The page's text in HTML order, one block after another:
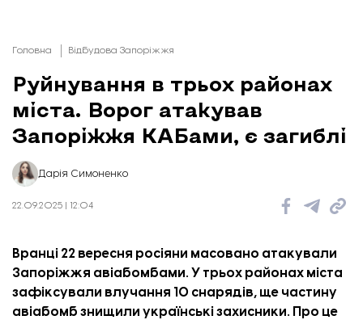
Головна Відбудова Запоріжжя
Руйнування в трьох районах
міста. Ворог атакував
Запоріжжя КАБами, є загиблі
Дарія Симоненко
22.09.2025 | 12:04
Вранці 22 вересня росіяни масовано атакували
Запоріжжя авіабомбами. У трьох районах міста
зафіксували влучання 10 снарядів, ще частину
авіабомб знищили українські захисники. Про це